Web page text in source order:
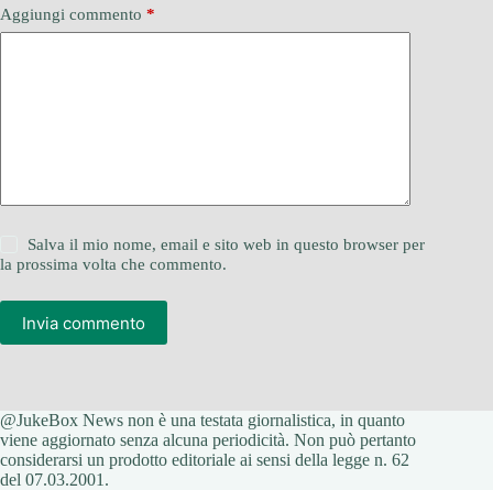
Aggiungi commento *
Salva il mio nome, email e sito web in questo browser per
la prossima volta che commento.
Invia commento
@JukeBox News non è una testata giornalistica, in quanto
viene aggiornato senza alcuna periodicità. Non può pertanto
considerarsi un prodotto editoriale ai sensi della legge n. 62
del 07.03.2001.